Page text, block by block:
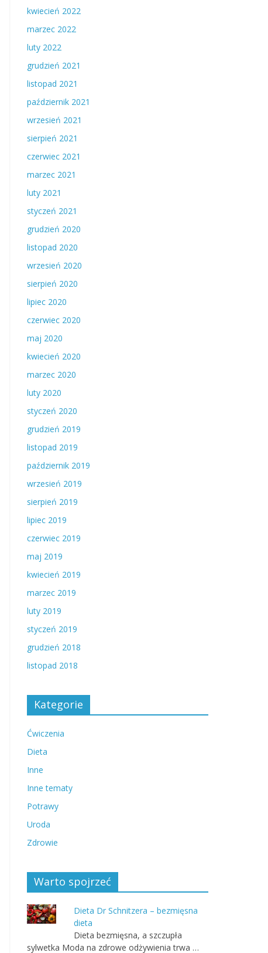
kwiecień 2022
marzec 2022
luty 2022
grudzień 2021
listopad 2021
październik 2021
wrzesień 2021
sierpień 2021
czerwiec 2021
marzec 2021
luty 2021
styczeń 2021
grudzień 2020
listopad 2020
wrzesień 2020
sierpień 2020
lipiec 2020
czerwiec 2020
maj 2020
kwiecień 2020
marzec 2020
luty 2020
styczeń 2020
grudzień 2019
listopad 2019
październik 2019
wrzesień 2019
sierpień 2019
lipiec 2019
czerwiec 2019
maj 2019
kwiecień 2019
marzec 2019
luty 2019
styczeń 2019
grudzień 2018
listopad 2018
Kategorie
Ćwiczenia
Dieta
Inne
Inne tematy
Potrawy
Uroda
Zdrowie
Warto spojrzeć
Dieta Dr Schnitzera – bezmięsna
dieta
Dieta bezmięsna, a szczupła
sylwetka Moda na zdrowe odżywienia trwa …